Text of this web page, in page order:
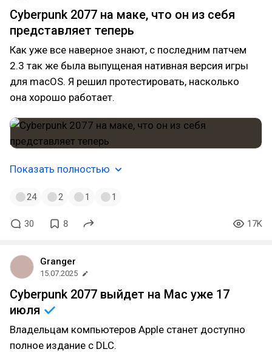
Cyberpunk 2077 на маке, что он из себя
представляет теперь
Как уже все наверное знают, с последним патчем
2.3 так же была выпущеная нативная версия игры
для macOS. Я решил протестировать, насколько
она хорошо работает.
Показать полностью
24 2 1 1
30 8 17K
Granger
15.07.2025
Cyberpunk 2077 выйдет на Mac уже 17
июля
Владельцам компьютеров Apple станет доступно
полное издание с DLC.